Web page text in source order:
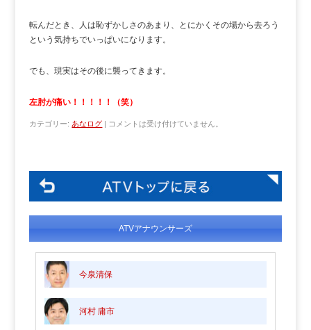
転んだとき、人は恥ずかしさのあまり、とにかくその場から去ろう
という気持ちでいっぱいになります。
でも、現実はその後に襲ってきます。
左肘が痛い！！！！！（笑）
カテゴリー: あなログ コメントは受け付けていません。
ATVアナウンサーズ
今泉清保
河村 庸市